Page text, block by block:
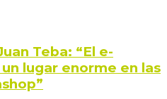
Teba: “El e-
lugar enorme en las